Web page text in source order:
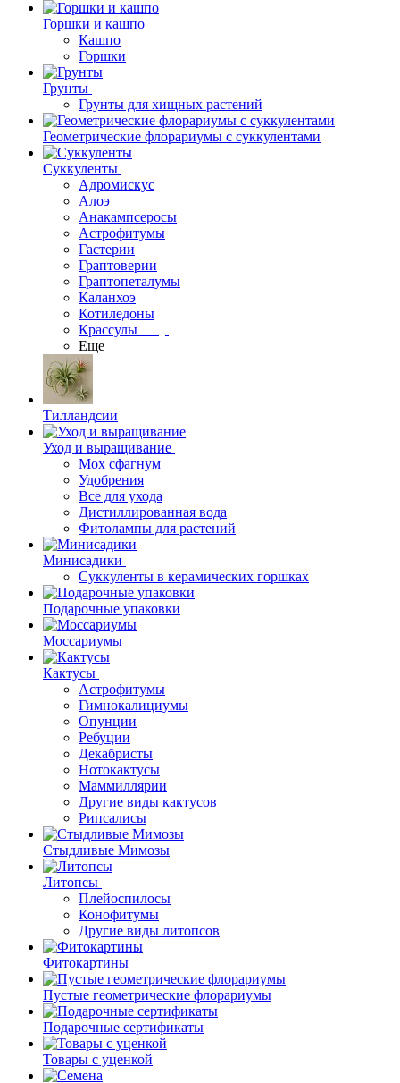
Горшки и кашпо
Кашпо
Горшки
Грунты
Грунты для хищных растений
Геометрические флорариумы с суккулентами
Суккуленты
Адромискус
Алоэ
Анакампсеросы
Астрофитумы
Гастерии
Граптоверии
Граптопеталумы
Каланхоэ
Котиледоны
Крассулы
Еще
Тилландсии
Уход и выращивание
Мох сфагнум
Удобрения
Все для ухода
Дистиллированная вода
Фитолампы для растений
Минисадики
Суккуленты в керамических горшках
Подарочные упаковки
Моссариумы
Кактусы
Астрофитумы
Гимнокалициумы
Опунции
Ребуции
Декабристы
Нотокактусы
Маммиллярии
Другие виды кактусов
Рипсалисы
Стыдливые Мимозы
Литопсы
Плейоспилосы
Конофитумы
Другие виды литопсов
Фитокартины
Пустые геометрические флорариумы
Подарочные сертификаты
Товары с уценкой